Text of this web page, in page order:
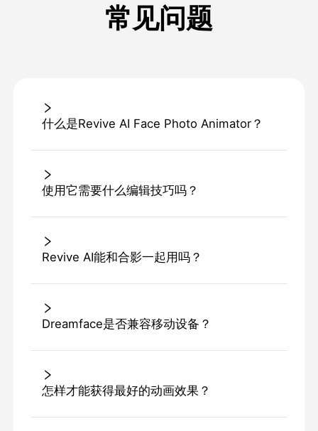
常见问题
什么是Revive AI Face Photo Animator？
使用它需要什么编辑技巧吗？
Revive AI能和合影一起用吗？
Dreamface是否兼容移动设备？
怎样才能获得最好的动画效果？